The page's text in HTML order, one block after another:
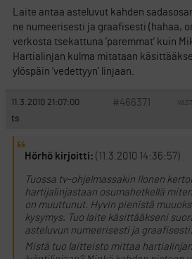
Laite antaa asteluvut kahden
ne numeerisesti ja graafisesti (hahaa,
verkosta tsekattuna ’paremmat’ kuin
Hartialinjan kulma mitataan
ylöspäin ’vedettyyn’ linjaan.
11.3.2010 21:07:00 #466371
ts
Hörhö kirjoitti: (11.3.2010 14:36:57)
Tuossa tv-ohjelmassakin Ilonen
hartijalinjastaan osumahetkellä
on muuttunut. Hyvin pienistä
kysymys. Tuo laite käsittääkseni
asteluvun numeerisesti ja graafisesti.
Mistä tuo laitteisto mittaa